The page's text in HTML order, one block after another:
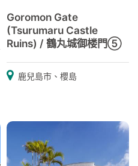
Goromon Gate
(Tsurumaru Castle
Ruins) / 鶴丸城御楼門⑤
鹿兒島市、櫻島